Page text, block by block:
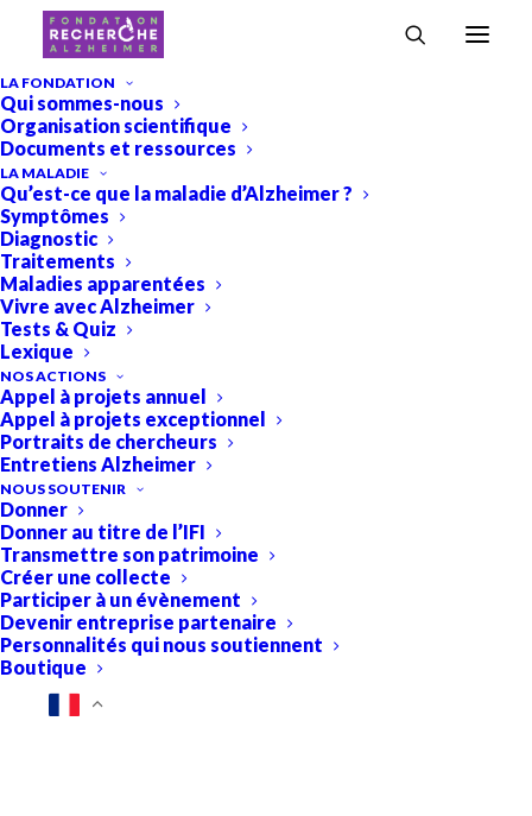
LA FONDATION
Qui sommes-nous
Organisation scientifique
Documents et ressources
LA MALADIE
Qu’est-ce que la maladie d’Alzheimer ?
Symptômes
Diagnostic
Traitements
Maladies apparentées
Vivre avec Alzheimer
Tests & Quiz
Lexique
NOS ACTIONS
Appel à projets annuel
Appel à projets exceptionnel
Portraits de chercheurs
Entretiens Alzheimer
NOUS SOUTENIR
Donner
Donner au titre de l’IFI
Transmettre son patrimoine
Créer une collecte
Participer à un évènement
Devenir entreprise partenaire
Personnalités qui nous soutiennent
Boutique
Tous Projets Projets 2018
Projets 2020
Projets 2021
Projets 2023
Projets 2026